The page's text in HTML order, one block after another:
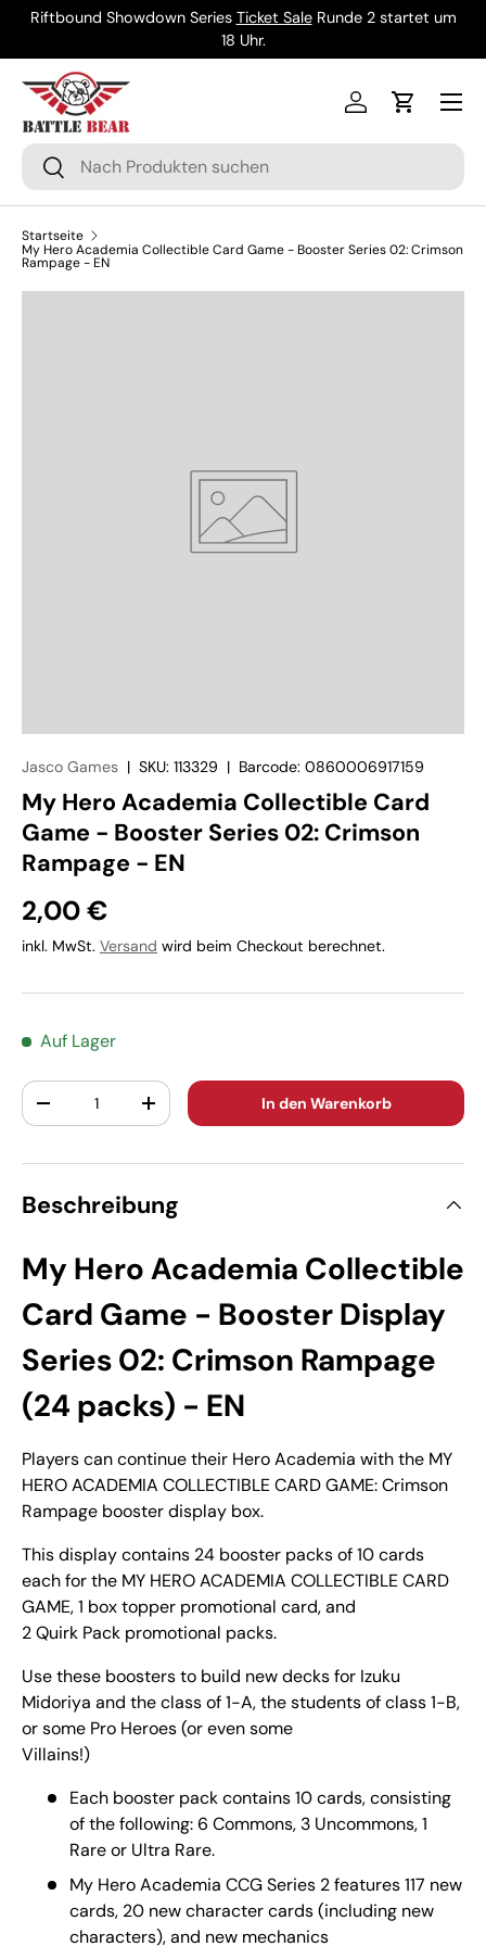
Riftbound Showdown Series Ticket SaleRunde 2 startet um
18 Uhr.
Suchen
Suchen
Einloggen
Menü
Startseite
My Hero Academia Collectible Card Game - Booster Series 02: Crimson
Rampage - EN
Jasco Games | SKU: 113329 | Barcode: 0860006917159
My Hero Academia Collectible Card
Game - Booster Series 02: Crimson
Rampage - EN
2,00 €
inkl. MwSt. Versand wird beim Checkout berechnet.
Auf Lager
Anzahl
+ In den Warenkorb
Beschreibung
My Hero Academia Collectible
Card Game - Booster Display
Series 02: Crimson Rampage
(24 packs) - EN
Players can continue their Hero Academia with the MY
HERO ACADEMIA COLLECTIBLE CARD GAME: Crimson
Rampage booster display box.
This display contains 24 booster packs of 10 cards
each for the MY HERO ACADEMIA COLLECTIBLE CARD
GAME, 1 box topper promotional card, and
2 Quirk Pack promotional packs.
Use these boosters to build new decks for Izuku
Midoriya and the class of 1-A, the students of class 1-B,
or some Pro Heroes (or even some
Villains!)
Each booster pack contains 10 cards, consisting
of the following: 6 Commons, 3 Uncommons, 1
Rare or Ultra Rare.
My Hero Academia CCG Series 2 features 117 new
cards, 20 new character cards (including new
characters), and new mechanics